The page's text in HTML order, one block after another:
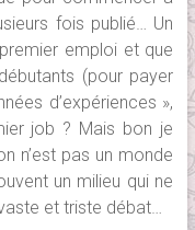
fois publié… Un
emploi et que
(pour payer
d’expériences »,
job ? Mais bon je
n’est pas un monde
un milieu qui ne
et triste débat…